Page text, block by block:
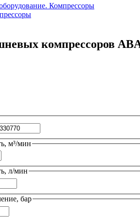
Компрессоры
компрессоров
м³/мин
л/мин
бар